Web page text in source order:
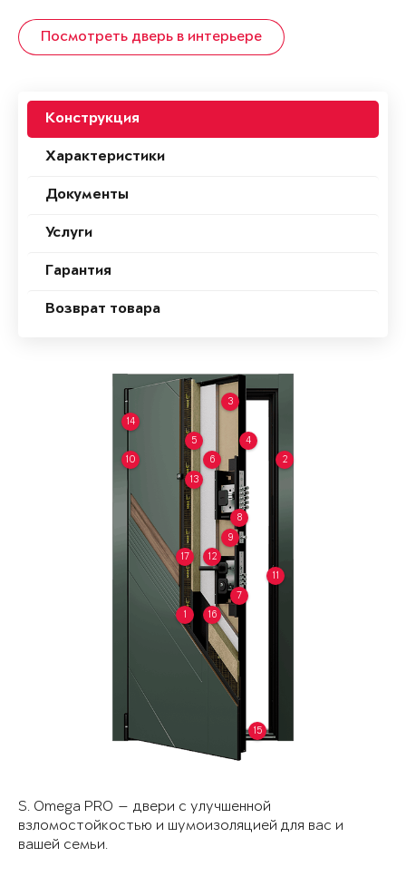
Посмотреть дверь в интерьере
Конструкция
Характеристики
Документы
Услуги
Гарантия
Возврат товара
1
2
3
4
5
6
7
8
9
10
11
12
13
14
15
16
17
S. Omega PRO — двери с улучшенной
взломостойкостью и шумоизоляцией для вас и
вашей семьи.